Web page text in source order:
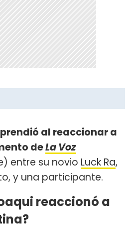
al reaccionar a
deLa Voz
entre su novio Luck Ra,
y una participante.
reaccionó a